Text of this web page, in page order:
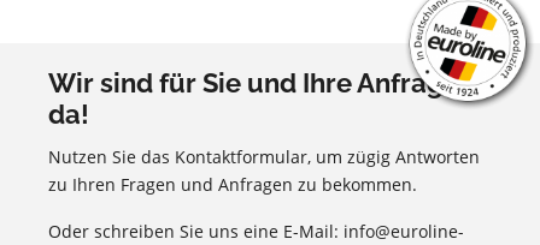
Wir sind für Sie und Ihre Anfragen
da!
Nutzen Sie das Kontaktformular, um zügig Antworten
zu Ihren Fragen und Anfragen zu bekommen.
Oder schreiben Sie uns eine E-Mail: info@euroline-